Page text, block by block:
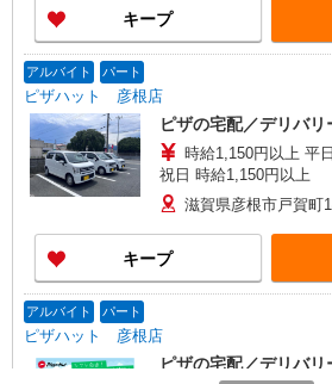
キープ
アルバイト パート
ピザハット 彦根店
ピザの宅配／デリバリ
時給1,150円以上 平
祝日 時給1,150円以上
滋賀県彦根市戸賀町
キープ
アルバイト パート
ピザハット 彦根店
ピザの宅配／デリバリ